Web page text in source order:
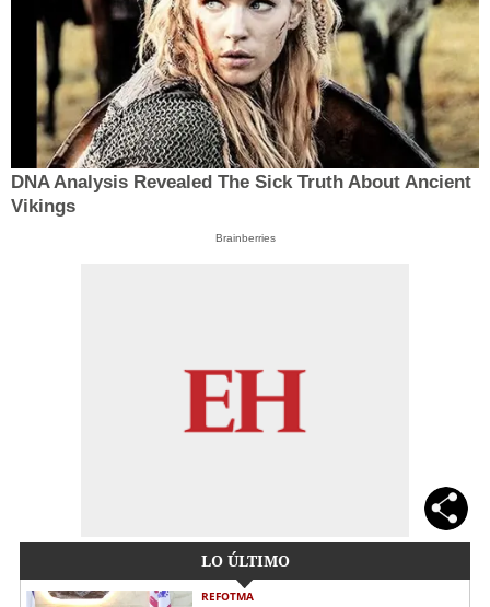
DNA Analysis Revealed The Sick Truth About Ancient
Vikings
Brainberries
LO ÚLTIMO
REFOTMA